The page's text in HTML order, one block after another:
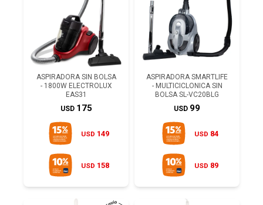
ASPIRADORA SIN BOLSA
- 1800W ELECTROLUX
EAS31
USD 175
USD 149
USD 158
ASPIRADORA SMARTLIFE
- MULTICICLONICA SIN
BOLSA SL-VC20BLG
USD 99
USD 84
USD 89